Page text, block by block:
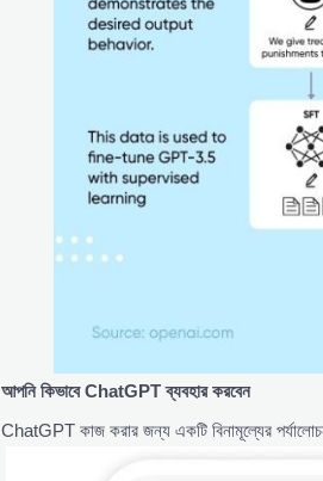
আপনিকিভাবে ChatGPTব্যবহারকরবেন
ChatGPT কাজ করার জন্য একটি বিনামূল্যের